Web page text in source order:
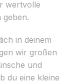
wertvolle
geben.
in deinem
wir großen
und
du eine kleine